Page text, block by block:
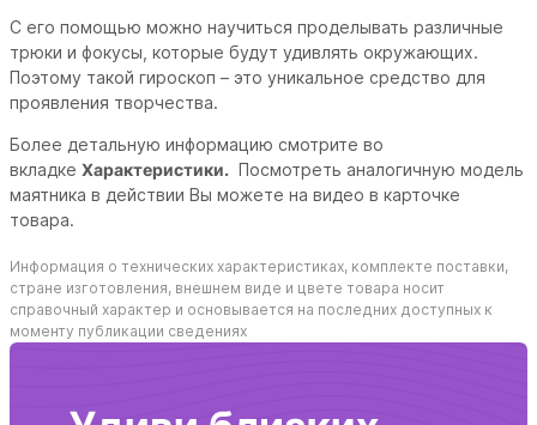
С его помощью можно научиться проделывать различные
трюки и фокусы, которые будут удивлять окружающих.
Поэтому такой гироскоп – это уникальное средство для
проявления творчества.
Более детальную информацию смотрите во
вкладке Характеристики. Посмотреть аналогичную модель
маятника в действии Вы можете на видео в карточке
товара.
Информация о технических характеристиках, комплекте поставки,
стране изготовления, внешнем виде и цвете товара носит
справочный характер и основывается на последних доступных к
моменту публикации сведениях